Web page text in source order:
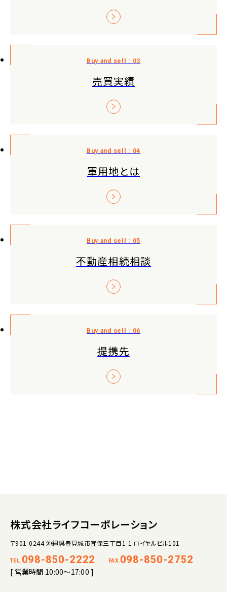
売買実績
軍用地とは
不動産相続相談
提携先
株式会社ライフコーポレーション
〒901-0244 沖縄県豊見城市宜保三丁目1-1 ロイヤルビル101
TEL. 098-850-2222 FAX. 098-850-2752
[ 営業時間 10:00～17:00 ]